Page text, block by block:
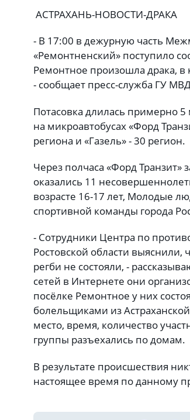
АСТРАХАНЬ-НОВОСТИ-ДРАКА
- В 17:00 в дежурную часть
«Ремонтненский» поступило
Ремонтное произошла драка, в
- сообщает пресс-служба ГУ
Потасовка длилась примерно 5
на микроавтобусах «Форд
региона и «Газель» - 30 регион.
Через полчаса «Форд
оказались 11
возрасте 16-17 лет, Молодые
спортивной команды города
- Сотрудники Центра по
Ростовской области
регби не состояли, -
сетей в Интернете они
посёлке Ремонтное у них
болельщиками из
место, время, количество
группы разъехались по домам.
В результате происшествия
настоящее время по данному